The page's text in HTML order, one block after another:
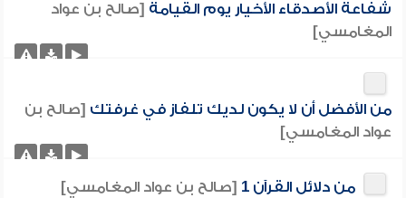
شفاعة الأصدقاء الأخيار يوم القيامة [صالح بن عواد
المغامسي]
من الأفضل أن لا يكون لديك تلفاز في غرفتك [صالح بن
عواد المغامسي]
من دلائل القرآن 1 [صالح بن عواد المغامسي]